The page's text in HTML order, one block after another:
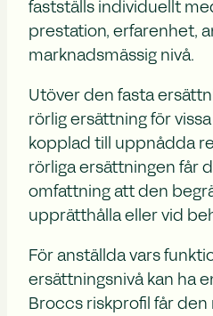
fastställs individuellt
prestation, erfarenhet,
marknadsmässig nivå.
Utöver den fasta
rörlig ersättning för
kopplad till uppnådda
rörliga ersättningen får
omfattning att den
upprätthålla eller vid
För anställda vars
ersättningsnivå kan ha
Broccs riskprofil får